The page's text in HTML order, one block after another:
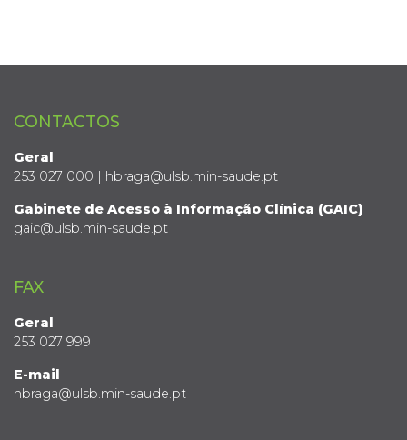
CONTACTOS
Geral
253 027 000 | hbraga@ulsb.min-saude.pt
Gabinete de Acesso à Informação Clínica (GAIC)
gaic@ulsb.min-saude.pt
FAX
Geral
253 027 999
E-mail
hbraga@ulsb.min-saude.pt